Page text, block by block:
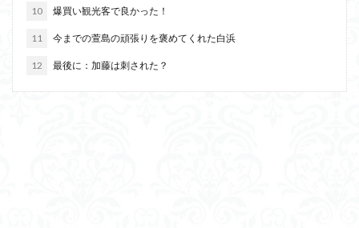
10 爆買い観光客で良かった！
11 今までの萱島の頑張りを褒めてくれた白浜
12 最後に：加藤は刺された？